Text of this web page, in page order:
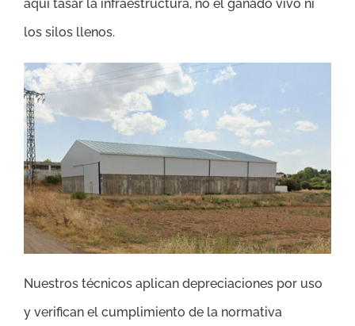
aquí tasar la infraestructura, no el ganado vivo ni
los silos llenos.
Nuestros técnicos aplican depreciaciones por uso
y verifican el cumplimiento de la normativa